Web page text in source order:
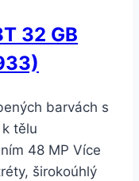
32 GB
barvách s
tělu
48 MP Více
širokoúhlý